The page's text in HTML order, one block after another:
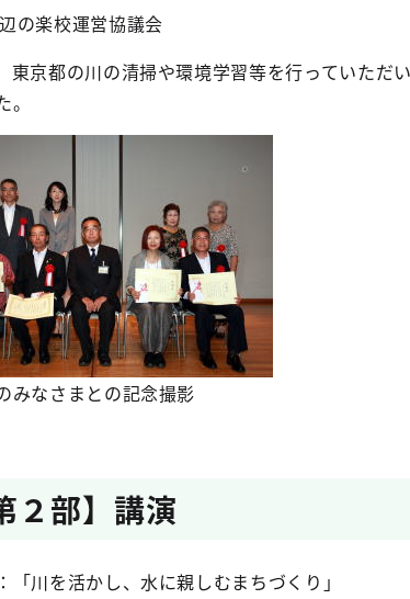
の楽校運営協議会
東京都の川の清掃や環境学習等を行っていただ
みなさまとの記念撮影
２部】講演
「川を活かし、水に親しむまちづくり」